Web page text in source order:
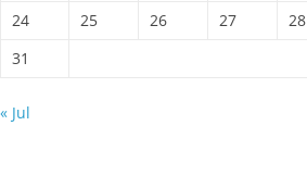
24
25 26 27 28
31
« Jul